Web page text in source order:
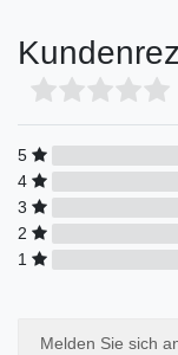
5
4
3
2
1
Melden Sie sich